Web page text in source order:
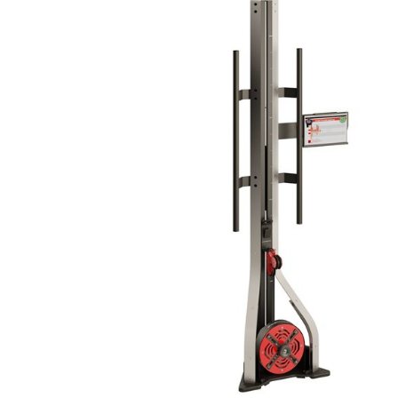
Респираторное оборудование
Подъёмники для инвалидов